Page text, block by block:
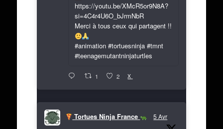
https://youtu.be/XMcR5or9N8A?
si=4C4r4U6O_bJrmNbR
Merci à tous ceux qui partagent !!
#animation #tortuesninja #tmnt
#teenagemutantninjaturtles
1 2 X
Tortues Ninja France 5 Avr